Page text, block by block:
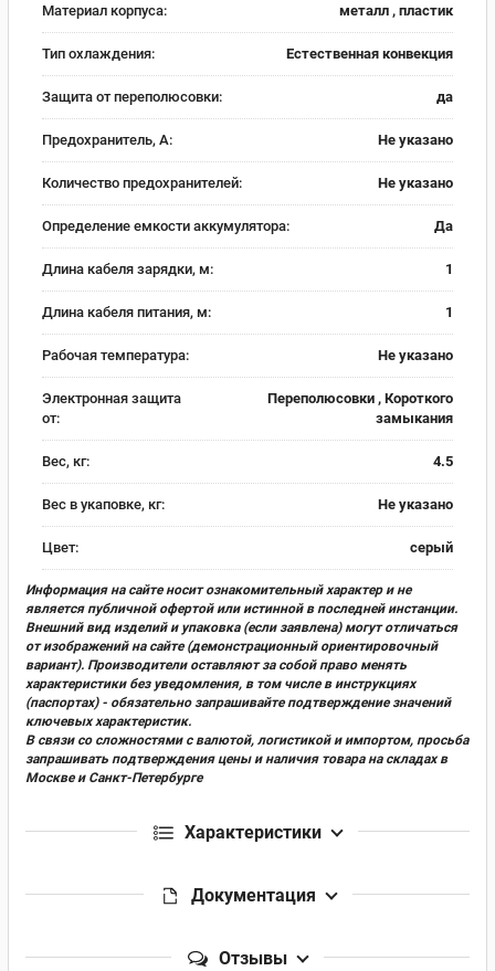
Материал корпуса: металл , пластик
Тип охлаждения: Естественная конвекция
Защита от переполюсовки: да
Предохранитель, А: Не указано
Количество предохранителей: Не указано
Определение емкости аккумулятора: Да
Длина кабеля зарядки, м: 1
Длина кабеля питания, м: 1
Рабочая температура: Не указано
Электронная защита
от:
Переполюсовки , Короткого
замыкания
Вес, кг: 4.5
Вес в укаповке, кг: Не указано
Цвет: серый
Информация на сайте носит ознакомительный характер и не
является публичной офертой или истинной в последней инстанции.
Внешний вид изделий и упаковка (если заявлена) могут отличаться
от изображений на сайте (демонстрационный ориентировочный
вариант). Производители оставляют за собой право менять
характеристики без уведомления, в том числе в инструкциях
(паспортах) - обязательно запрашивайте подтверждение значений
ключевых характеристик.
В связи со сложностями с валютой, логистикой и импортом, просьба
запрашивать подтверждения цены и наличия товара на складах в
Москве и Санкт-Петербурге
Характеристики
Документация
Отзывы